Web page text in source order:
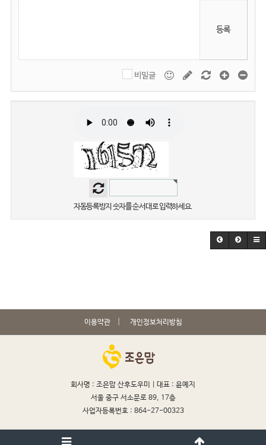
등록
비밀글
자동등록방지 숫자를 순서대로 입력하세요.
이용약관 개인정보처리방침
회사명 : 조은맘 산후도우미 | 대표 : 윤예지
서울 중구 서소문로 89, 17층
사업자등록번호 : 864-27-00323